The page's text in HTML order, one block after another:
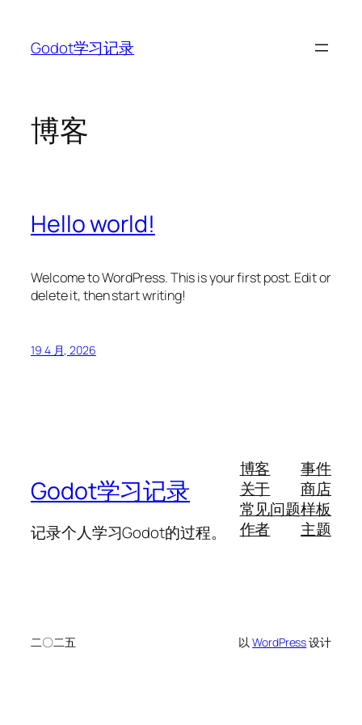
Godot学习记录
博客
Hello world!
Welcome to WordPress. This is your first post. Edit or
delete it, then start writing!
19 4 月, 2026
Godot学习记录
记录个人学习Godot的过程。
博客
关于
常见问题
作者
事件
商店
样板
主题
二〇二五 以WordPress设计